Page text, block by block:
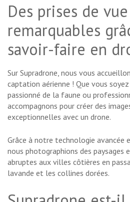
Des prises de
remarquables
savoir-faire en
Sur Supradrone, nous vous
captation aérienne ! Que vous
passionné de la faune ou
accompagnons pour créer des
exceptionnelles avec un drone.
Grâce à notre technologie
nous photographions des paysages
abruptes aux villes côtières en
lavande et les collines dorées.